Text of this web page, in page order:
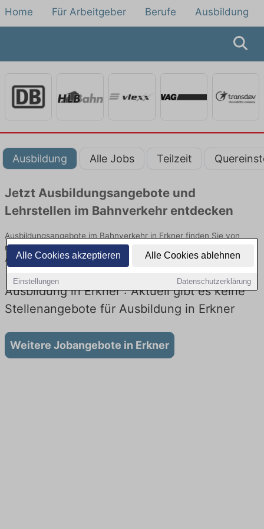
Alle Cookies akzeptieren Alle Cookies ablehnen
Einstellungen Datenschutzerklärung
Home Für Arbeitgeber Berufe Ausbildung
Ausbildung Alle Jobs Teilzeit
Jetzt Ausbildungsangebote und
Lehrstellen im Bahnverkehr entdecken
Ausbildungsangebote im Bahnverkehr in Erkner finden Sie von
namhaften Firmen. Entdecken Sie freie Optionen von Top-
Arbeitgebern und bewerben Sie sich noch heute.
Ausbildung in Erkner : Aktuell gibt es keine
Stellenangebote für Ausbildung in Erkner
Weitere Jobangebote in Erkner